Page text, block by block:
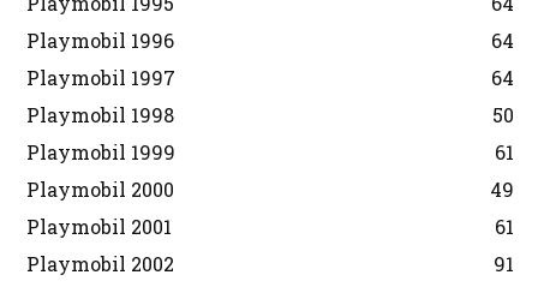
Playmobil 1996
64
Playmobil 1997
64
Playmobil 1998
50
Playmobil 1999
61
Playmobil 2000
49
Playmobil 2001
61
Playmobil 2002
91